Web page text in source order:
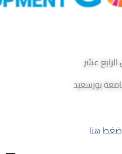
عشر
بورسعيد
هنا